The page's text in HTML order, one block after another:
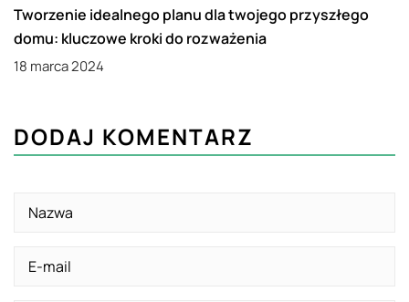
Tworzenie idealnego planu dla twojego przyszłego
domu: kluczowe kroki do rozważenia
18 marca 2024
DODAJ KOMENTARZ